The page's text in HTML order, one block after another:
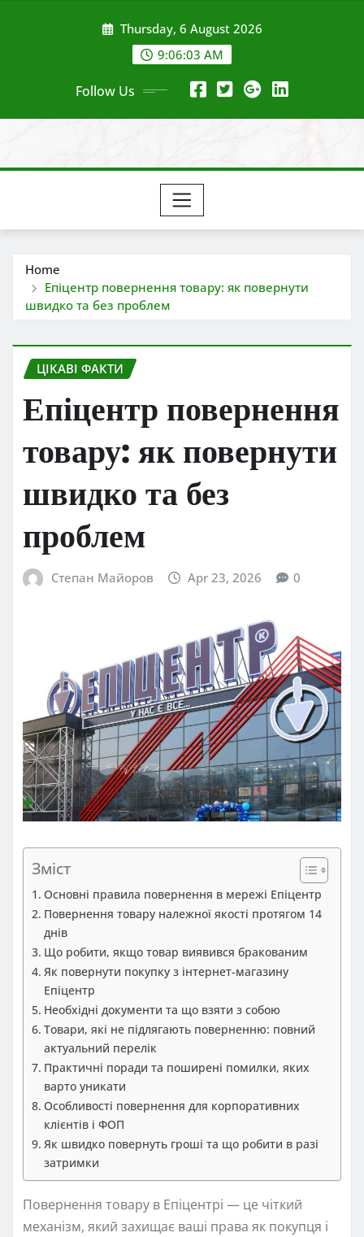
Thursday, 6 August 2026
9:06:05 AM
Follow Us
Home
Епіцентр повернення товару: як повернути
швидко та без проблем
ЦІКАВІ ФАКТИ
Епіцентр повернення
товару: як повернути
швидко та без
проблем
Степан Майоров Apr 23, 2026 0
Зміст
Основні правила повернення в мережі Епіцентр
Повернення товару належної якості протягом 14
днів
Що робити, якщо товар виявився бракованим
Як повернути покупку з інтернет-магазину
Епіцентр
Необхідні документи та що взяти з собою
Товари, які не підлягають поверненню: повний
актуальний перелік
Практичні поради та поширені помилки, яких
варто уникати
Особливості повернення для корпоративних
клієнтів і ФОП
Як швидко повернуть гроші та що робити в разі
затримки
Повернення товару в Епіцентрі — це чіткий
механізм, який захищає ваші права як покупця і